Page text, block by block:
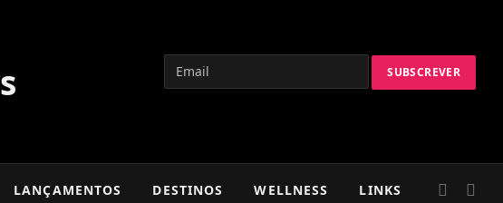
LANÇAMENTOS DESTINOS WELLNESS LINKS